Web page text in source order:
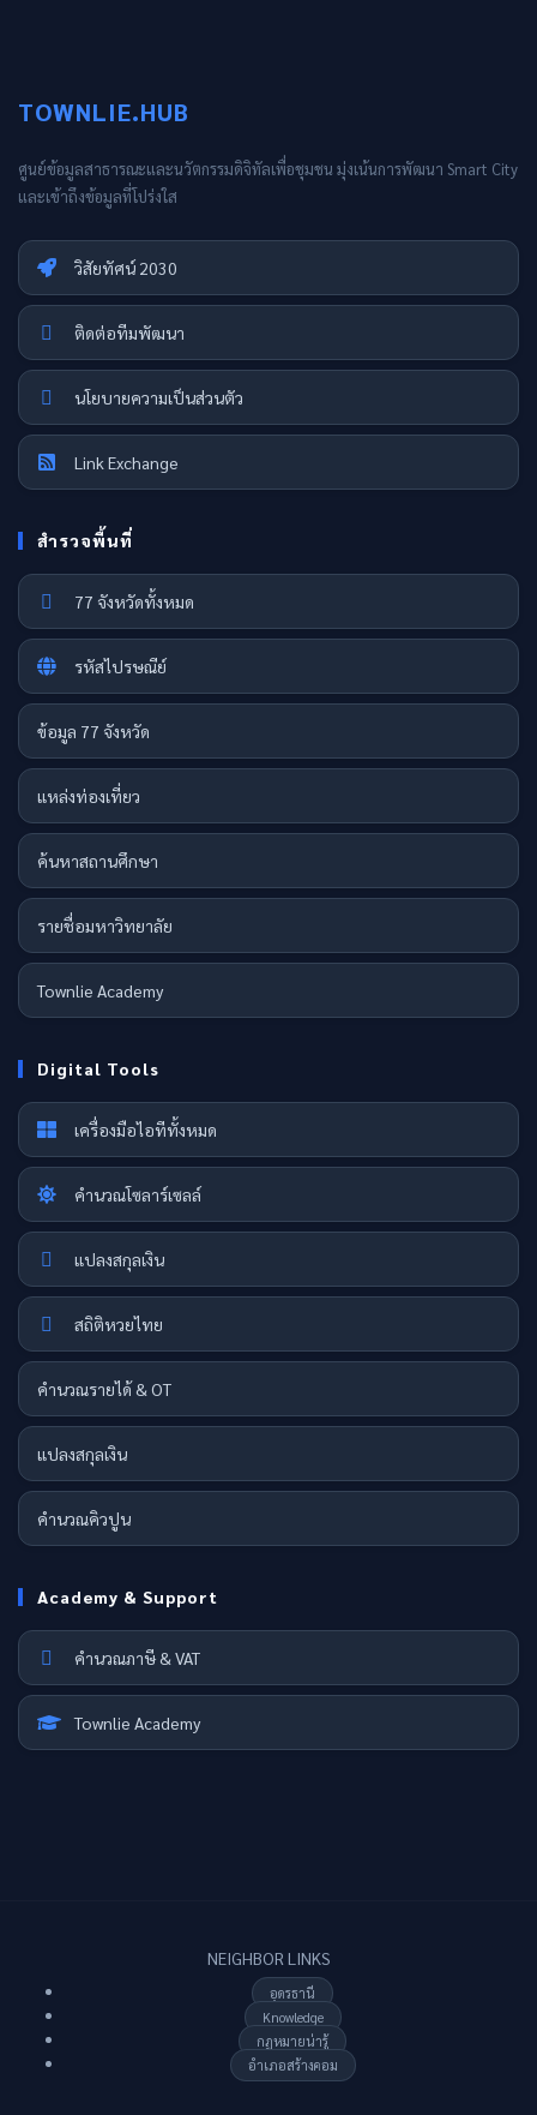
TOWNLIE.HUB
ศูนย์ข้อมูลสาธารณะและนวัตกรรมดิจิทัลเพื่อชุมชน มุ่งเน้นการพัฒนา Smart City
และเข้าถึงข้อมูลที่โปร่งใส
วิสัยทัศน์ 2030
ติดต่อทีมพัฒนา
นโยบายความเป็นส่วนตัว
Link Exchange
สำรวจพื้นที่
77 จังหวัดทั้งหมด
รหัสไปรษณีย์
ข้อมูล 77 จังหวัด
แหล่งท่องเที่ยว
ค้นหาสถานศึกษา
รายชื่อมหาวิทยาลัย
Townlie Academy
Digital Tools
เครื่องมือไอทีทั้งหมด
คำนวณโซลาร์เซลล์
แปลงสกุลเงิน
สถิติหวยไทย
คำนวณรายได้ & OT
แปลงสกุลเงิน
คำนวณคิวปูน
Academy & Support
คำนวณภาษี & VAT
Townlie Academy
NEIGHBOR LINKS
อุดรธานี
Knowledge
กฏหมายน่ารู้
อำเภอสร้างคอม